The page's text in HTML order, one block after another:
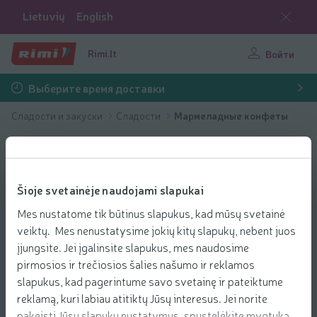
Šioje svetainėje naudojami slapukai
Mes nustatome tik būtinus slapukus, kad mūsų svetainė
veiktų. Mes nenustatysime jokių kitų slapukų, nebent juos
įjungsite. Jei įgalinsite slapukus, mes naudosime
pirmosios ir trečiosios šalies našumo ir reklamos
slapukus, kad pagerintume savo svetainę ir pateiktume
reklamą, kuri labiau atitiktų Jūsų interesus. Jei norite
Lietuvių English
Rimi.lt Войти
Выберите время доставки
Сладости и закуски Сладости Mармеладные конфеты